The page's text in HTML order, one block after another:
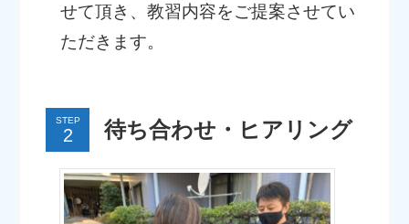
せて頂き、教習内容をご提案させてい
ただきます。
STEP 待ち合わせ・ヒアリング